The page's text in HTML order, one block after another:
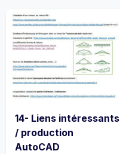
14- Liens intéressants
/ production
AutoCAD